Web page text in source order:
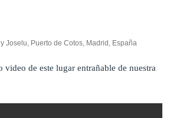
Joselu, Puerto de Cotos, Madrid, España
video de este lugar entrañable de nuestra